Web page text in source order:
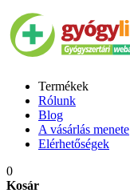
Termékek
Rólunk
Blog
A vásárlás menete
Elérhetőségek
0
Kosár